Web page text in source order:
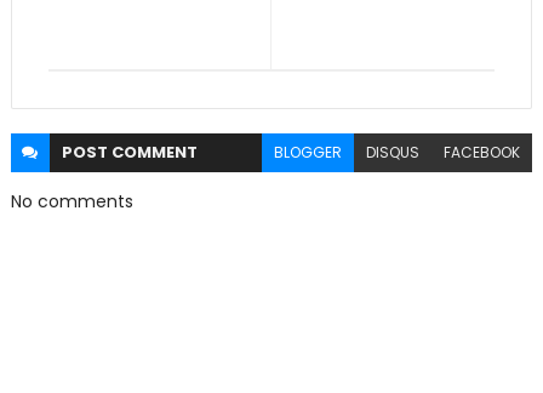
POST COMMENT BLOGGER DISQUS FACEBOOK
No comments